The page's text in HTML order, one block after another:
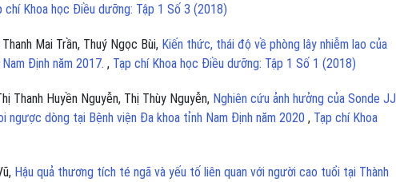
chí Khoa học Điều dưỡng: Tập 1 Số 3 (2018)
Mai Trần, Thuý Ngọc Bùi, Kiến thức, thái độ về phòng lây nhiễm lao của
Định năm 2017. , Tạp chí Khoa học Điều dưỡng: Tập 1 Số 1 (2018)
Thanh Huyền Nguyễn, Thị Thùy Nguyễn, Nghiên cứu ảnh hưởng của Sonde JJ
ngược dòng tại Bệnh viện Đa khoa tỉnh Nam Định năm 2020 , Tạp chí Khoa
Hậu quả thương tích té ngã và yếu tố liên quan với người cao tuổi tại Thành